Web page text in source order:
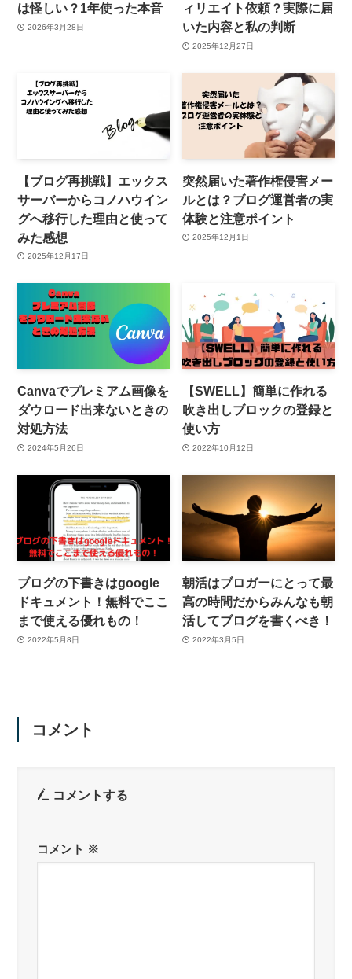
は怪しい？1年使った本音
2026年3月28日
ィリエイト依頼？実際に届
いた内容と私の判断
2025年12月27日
【ブログ再挑戦】エックス
サーバーからコノハウイン
グへ移行した理由と使って
みた感想
2025年12月17日
突然届いた著作権侵害メー
ルとは？ブログ運営者の実
体験と注意ポイント
2025年12月1日
Canvaでプレミアム画像を
ダウロード出来ないときの
対処方法
2024年5月26日
【SWELL】簡単に作れる
吹き出しブロックの登録と
使い方
2022年10月12日
ブログの下書きはgoogle
ドキュメント！無料でここ
まで使える優れもの！
2022年5月8日
朝活はブロガーにとって最
高の時間だからみんなも朝
活してブログを書くべき！
2022年3月5日
コメント
コメントする
コメント ※